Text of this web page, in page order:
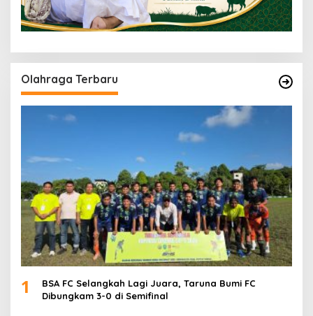
Olahraga Terbaru
1
BSA FC Selangkah Lagi Juara, Taruna Bumi FC
Dibungkam 3-0 di Semifinal